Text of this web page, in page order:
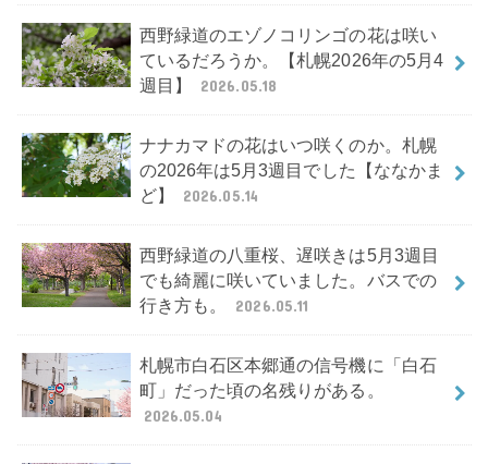
西野緑道のエゾノコリンゴの花は咲い
ているだろうか。【札幌2026年の5月4
週目】
2026.05.18
ナナカマドの花はいつ咲くのか。札幌
の2026年は5月3週目でした【ななかま
ど】
2026.05.14
西野緑道の八重桜、遅咲きは5月3週目
でも綺麗に咲いていました。バスでの
行き方も。
2026.05.11
札幌市白石区本郷通の信号機に「白石
町」だった頃の名残りがある。
2026.05.04